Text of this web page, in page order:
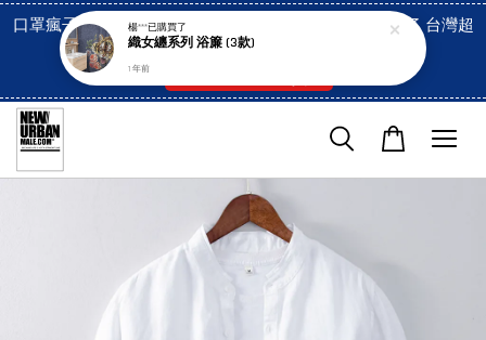
口罩瘋子官網, 放心訂購! 香港澳門信用卡付費已經開啓了 台灣超
市貨到付款也是!
楊***已購買了
織女纏系列 浴簾 (3款)
1 年前